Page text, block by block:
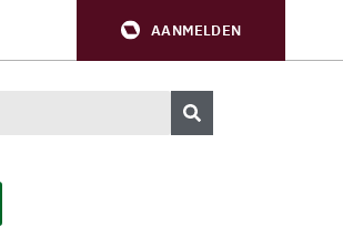
AANMELDEN